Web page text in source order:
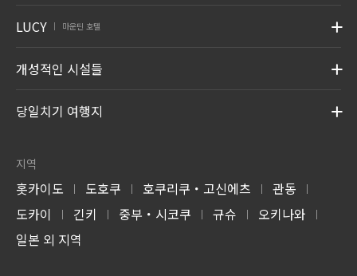
LUCY 마운틴 호텔
개성적인 시설들
당일치기 여행지
지역
홋카이도 | 도호쿠 | 호쿠리쿠・고신에츠 | 관동 |
도카이 | 긴키 | 중부・시코쿠 | 규슈 | 오키나와 |
일본 외 지역